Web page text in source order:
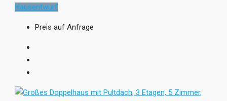
Hausentwurf
Preis auf Anfrage